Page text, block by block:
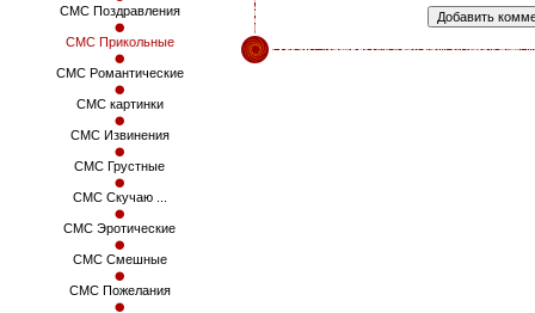
СМС Поздравления
СМС Прикольные
СМС Романтические
СМС картинки
СМС Извинения
СМС Грустные
СМС Скучаю ...
СМС Эротические
СМС Смешные
СМС Пожелания